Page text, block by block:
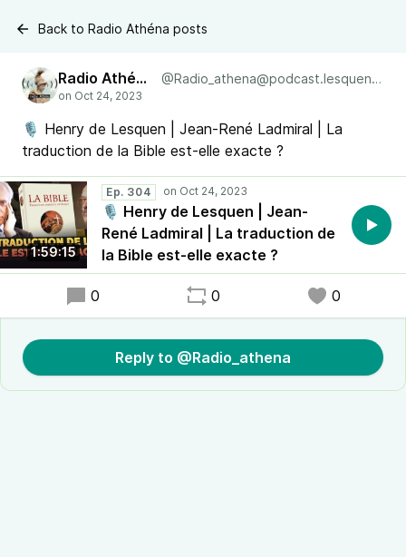
Back to Radio Athéna posts
Radio Athéna @Radio_athena@podcast.lesquen.fr
🎙 Henry de Lesquen | Jean-René Ladmiral | La
traduction de la Bible est-elle exacte ?
1:59:15
Ep. 304
🎙 Henry de Lesquen | Jean-
René Ladmiral | La traduction de
la Bible est-elle exacte ?
0 0 0
Reply to @Radio_athena